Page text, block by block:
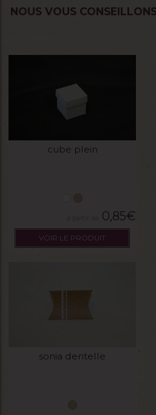
NOUS VOUS
cube plein
0,85€
VOIR LE PRODUIT
sonia dentelle